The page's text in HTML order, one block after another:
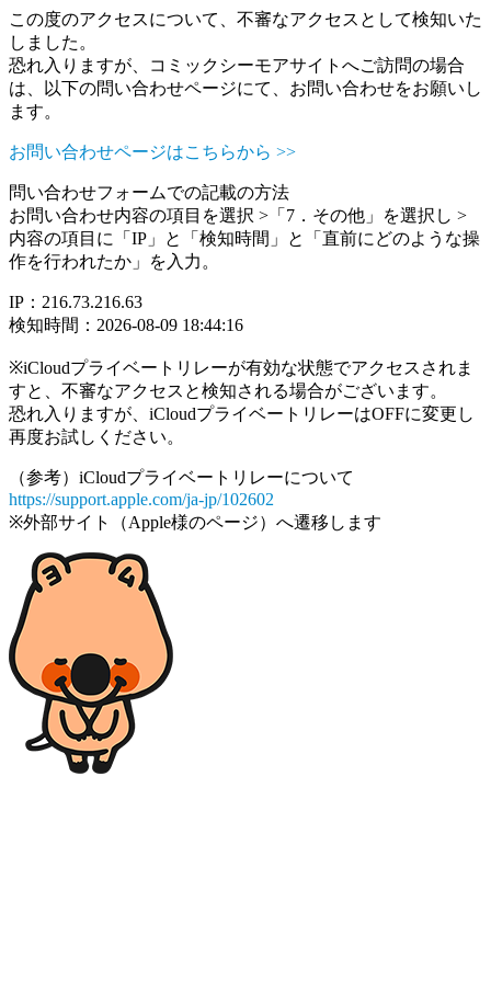
この度のアクセスについて、不審なアクセスとして検知いた
しました。
恐れ入りますが、コミックシーモアサイトへご訪問の場合
は、以下の問い合わせページにて、お問い合わせをお願いし
ます。
お問い合わせページはこちらから >>
問い合わせフォームでの記載の方法
お問い合わせ内容の項目を選択 >「7．その他」を選択し >
内容の項目に「IP」と「検知時間」と「直前にどのような操
作を行われたか」を入力。
IP：216.73.216.63
検知時間：2026-08-09 18:44:16
※iCloudプライベートリレーが有効な状態でアクセスされま
すと、不審なアクセスと検知される場合がございます。
恐れ入りますが、iCloudプライベートリレーはOFFに変更し
再度お試しください。
（参考）iCloudプライベートリレーについて
https://support.apple.com/ja-jp/102602
※外部サイト（Apple様のページ）へ遷移します